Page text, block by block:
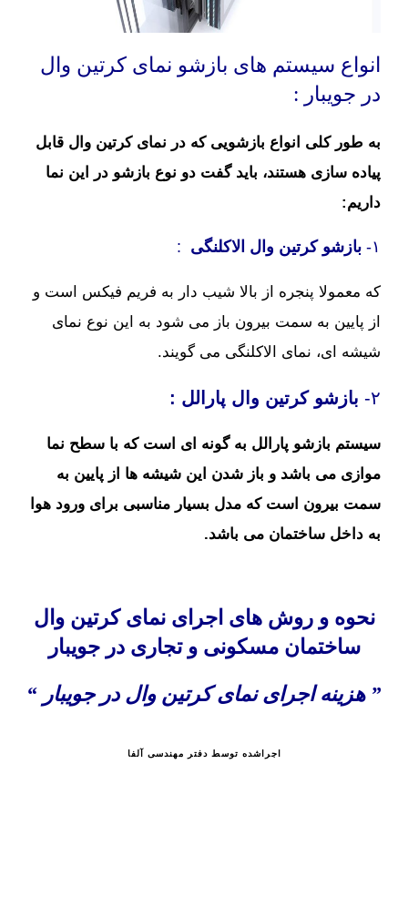
انواع سیستم های بازشو نمای کرتین وال
در جویبار :
به طور کلی انواع بازشویی که در نمای کرتین وال قابل
پیاده سازی هستند، باید گفت دو نوع بازشو در این نما
داریم:
۱- بازشو کرتین وال الاکلنگی :
که معمولا پنجره از بالا شیب دار به فریم فیکس است و
از پایین به سمت بیرون باز می شود به این نوع نمای
شیشه ای، نمای الاکلنگی می گویند.
۲- بازشو کرتین وال پارالل :
سیستم بازشو پارالل به گونه ای است که با سطح نما
موازی می باشد و باز شدن این شیشه ها از پایین به
سمت بیرون است که مدل بسیار مناسبی برای ورود هوا
به داخل ساختمان می باشد.
نحوه و روش های اجرای نمای کرتین وال
ساختمان مسکونی و تجاری در جویبار
” هزینه اجرای نمای کرتین وال در جویبار “
اجراشده توسط دفتر مهندسی آلفا